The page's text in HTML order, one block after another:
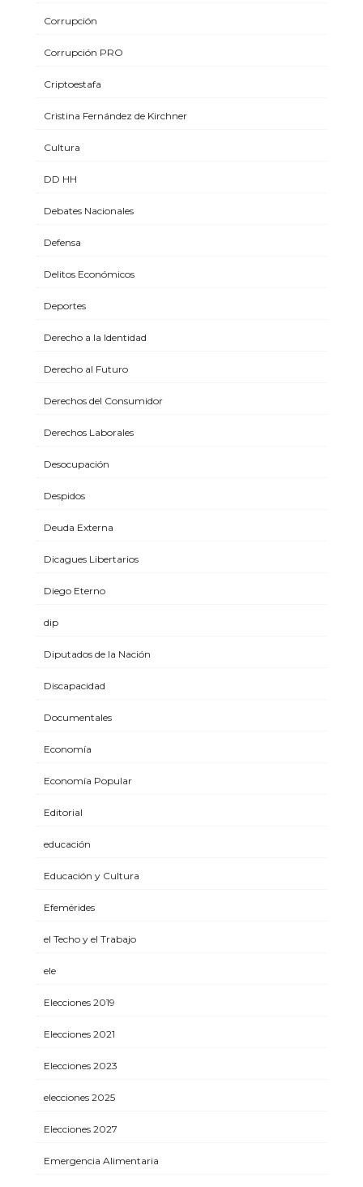
Corrupción
Corrupción PRO
Criptoestafa
Cristina Fernández de Kirchner
Cultura
DD HH
Debates Nacionales
Defensa
Delitos Económicos
Deportes
Derecho a la Identidad
Derecho al Futuro
Derechos del Consumidor
Derechos Laborales
Desocupación
Despidos
Deuda Externa
Dicagues Libertarios
Diego Eterno
dip
Diputados de la Nación
Discapacidad
Documentales
Economía
Economía Popular
Editorial
educación
Educación y Cultura
Efemérides
el Techo y el Trabajo
ele
Elecciones 2019
Elecciones 2021
Elecciones 2023
elecciones 2025
Elecciones 2027
Emergencia Alimentaria